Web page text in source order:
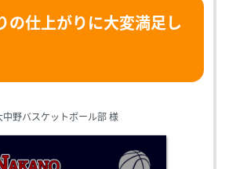
の仕上がりに大変満足し
中野バスケットボール部 様